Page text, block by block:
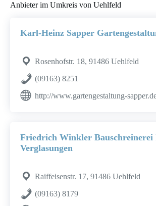
Anbieter im Umkreis von Uehlfeld
Karl-Heinz Sapper
Rosenhofstr. 18, 91486 Uehlfeld
(09163) 8251
http://www.gartengestaltung-
Friedrich Winkler Bauschreinerei
Verglasungen
Raiffeisenstr. 17, 91486 Uehlfeld
(09163) 8179